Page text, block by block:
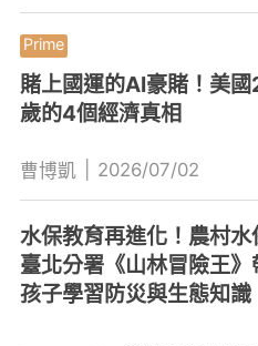
賭上國運的AI豪賭！美
歲的4個經濟真相
曹博凱 2026/07/02
水保教育再進化！農村水
臺北分署《山林冒險王》
孩子學習防災與生態知識